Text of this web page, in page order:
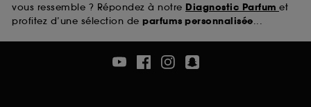
vous ressemble ? Répondez à notre Diagnostic Parfum et
profitez d’une sélection de parfums personnalisée...